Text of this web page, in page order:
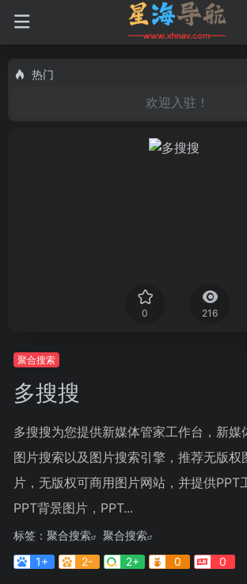
热门
欢迎入驻！
0 216
聚合搜索
多搜搜
多搜搜为您提供新媒体管家工作台，新媒
图片搜索以及图片搜索引擎，推荐无版权
片，无版权可商用图片网站，并提供PPT
PPT背景图片，PPT...
标签： 聚合搜索
聚合搜索
1+
2- 2+ 0 0